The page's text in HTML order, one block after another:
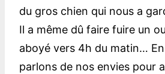
du gros chien qui nous a
Il a même dû faire fuire un
aboyé vers 4h du matin…
parlons de nos envies pour